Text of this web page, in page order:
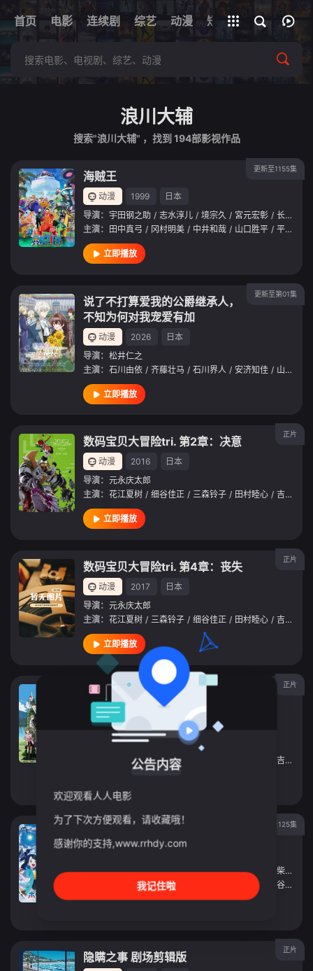
首页 电影 连续剧 综艺 动漫 短剧 网址
全部影片
浪川大辅
搜索"浪川大辅" ，找到 194部影视作品
更新至1155集
海贼王
动漫 1999
日本
导演： 宇田钢之助 / 志水淳儿 / 境宗久 / 宮元宏彰 / 长峰达也
主演：
田中真弓 / 冈村明美 / 中井和哉 / 山口胜平 / 平田广明
立即播放
更新至第01集
说了不打算爱我的公爵继承人，
不知为何对我宠爱有加
动漫 2026
日本
导演： 松井仁之
主演： 石川由依 / 齐藤壮马 / 石川界人 / 安济知佳 / 山村响
立即播放
正片
数码宝贝大冒险tri. 第2章：决意
动漫 2016
日本
导演： 元永庆太郎
主演： 花江夏树 / 细谷佳正 / 三森铃子 / 田村睦心 / 吉田仁美
立即播放
正片
数码宝贝大冒险tri. 第4章：丧失
动漫 2017
日本
导演： 元永庆太郎
主演： 花江夏树 / 三森铃子 / 细谷佳正 / 田村睦心 / 吉田仁美
立即播放
正片
数码宝贝大冒险tri. 第6章：我们的未
来
动漫
日本
花江夏树 / 三森铃子 吉田仁美
更新至125集
动漫
导演：富安大贵 / 矢岛哲生 / 传沙织 / 浅田裕二 小柴纯弥
铃木实里 / 寺崎裕香 八代拓 大谷育江
正片
隐瞒之事 剧场剪辑版
公告内容
欢迎观看人人电影
为了下次方便观看，请收藏哦！
感谢你的支持,www.rrhdy.com
我记住啦